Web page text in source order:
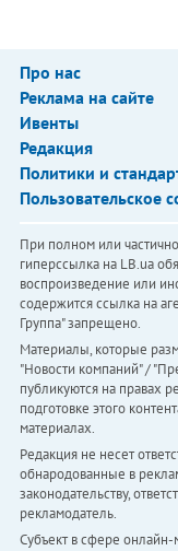
Про нас
Реклама на сайте
Ивенты
Редакция
Политики и
Пользовательское
При полном или
гиперссылка на LB.ua
воспроизведение или
содержится ссылка на
Группа" запрещено.
Материалы, которые
"Новости компаний" /
публикуются на правах
подготовке этого
материалах.
Редакция не несет
обнародованные в
законодательству,
рекламодатель.
Субъект в сфере